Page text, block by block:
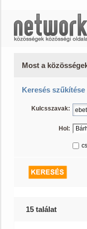
Most a
Keresés szűkítése
Kulcsszavak:
Hol:
15 találat